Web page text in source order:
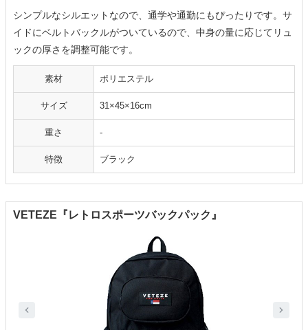
シンプルなシルエットなので、通学や通勤にもぴったりです。サ
イドにベルトバックルがついているので、中身の量に応じてリュ
ックの厚さを調整可能です。
素材 ポリエステル
サイズ 31×45×16cm
重さ -
特徴 ブラック
VETEZE『レトロスポーツバックパック』